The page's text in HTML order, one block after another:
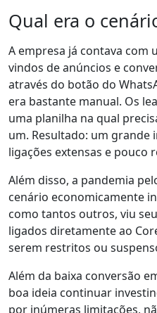
Qual era o
A empresa já contava com
vindos de anúncios e
através do botão do
era bastante manual. Os
uma planilha na qual
um. Resultado: um grande
ligações extensas e pouco
Além disso, a pandemia
cenário economicamente
como tantos outros, viu
ligados diretamente ao
serem restritos ou
Além da baixa conversão
boa ideia continuar
por inúmeras limitações,